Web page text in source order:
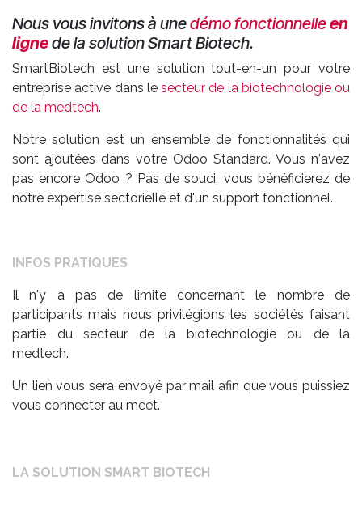
Nous vous invitons à unedémo fonctionnelleen
lignede la solution Smart Biotech.
SmartBiotech est une solution tout-en-un pour votre
entreprise active dans le secteur de la biotechnologie ou
de la medtech.
Notre solution est un ensemble de fonctionnalités qui
sont ajoutées dans votre Odoo Standard. Vous n'avez
pas encore Odoo ? Pas de souci, vous bénéficierez de
notre expertise sectorielle et d'un support fonctionnel.
INFOS PRATIQUES
Il n'y a pas de limite concernant le nombre de
participants mais nous privilégions les sociétés faisant
partie du secteur de la biotechnologie ou de la
medtech.
Un lien vous sera envoyé par mail afin que vous puissiez
vous connecter au meet.
LA SOLUTION SMART BIOTECH